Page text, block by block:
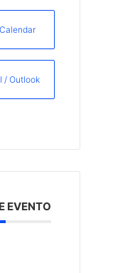
/ Outlook
EVENTO